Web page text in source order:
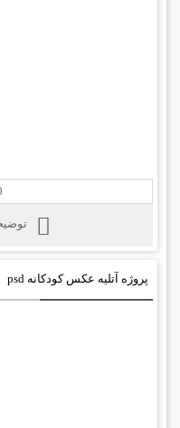
پروژه آتلیه عکس کودکانه psd